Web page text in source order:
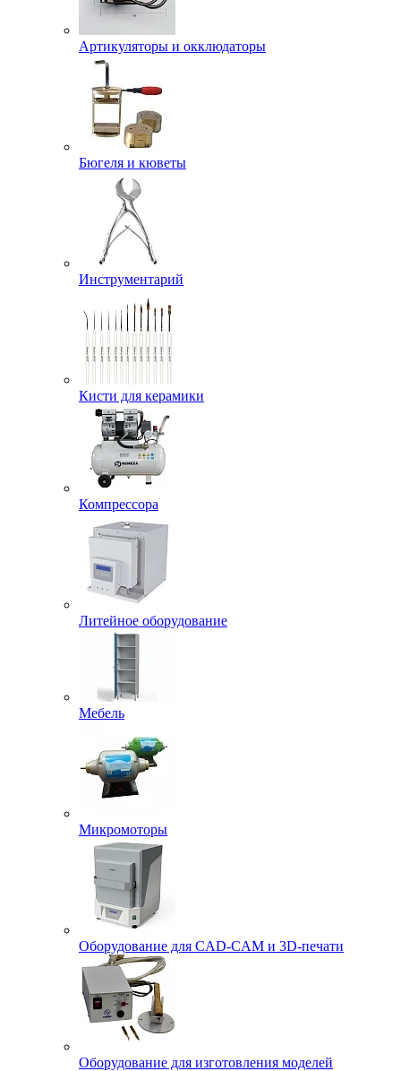
Артикуляторы и окклюдаторы
Бюгеля и кюветы
Инструментарий
Кисти для керамики
Компрессора
Литейное оборудование
Мебель
Микромоторы
Оборудование для CAD-CAM и 3D-печати
Оборудование для изготовления моделей